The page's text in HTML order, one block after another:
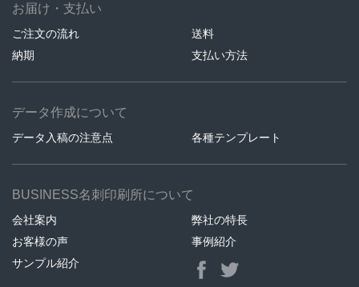
お届け・支払い
ご注文の流れ
送料
納期
支払い方法
データ作成について
データ入稿の注意点 各種テンプレート
BUSINESS名刺印刷所について
会社案内
弊社の特長
お客様の声
事例紹介
サンプル紹介